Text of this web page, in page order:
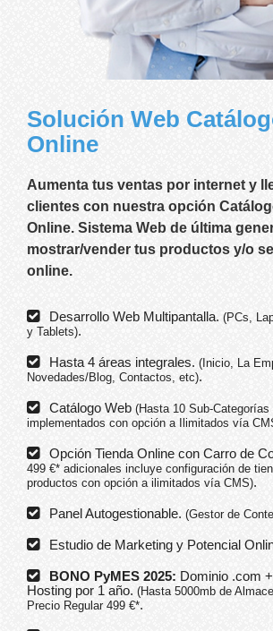
Solución Web
Online
Aumenta tus ventas por internet y
clientes con nuestra opción
Online. Sistema Web de última
mostrar/vender tus productos y/o
online.
Desarrollo Web Multipantalla. (PCs,
y Tablets).
Hasta 4 áreas integrales. (Inicio, La
Novedades/Blog, Contactos, etc).
Catálogo Web (Hasta 10 Sub-
implementados con opción a Ilimitados vía
Opción Tienda Online con Carro de
499 €* adicionales incluye configuración de
productos con opción a ilimitados vía CMS).
Panel Autogestionable. (Gestor de
Estudio de Marketing y Potencial
BONO PyMES 2025: Dominio .com
Hosting por 1 año. (Hasta 5000mb de
Precio Regular 499 €*.